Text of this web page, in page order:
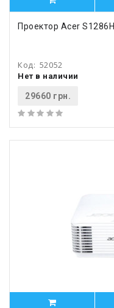
Проектор Acer S1286H
Код: 52052
Нет в наличии
29660 грн.